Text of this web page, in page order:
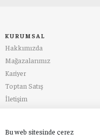
KURUMSAL
Hakkımızda
Mağazalarımız
Kariyer
Toptan Satış
İletişim
Bu web sitesinde çerez